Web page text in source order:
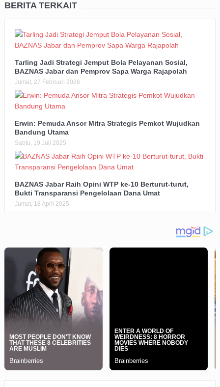
BERITA TERKAIT
Tarling Jadi Strategi Jemput Bola Pelayanan Sosial,
BAZNAS Jabar dan Pemprov Sapa Warga Rajapolah
Jumat, 27 Februari 2026
Erwin: Pemuda Ansor Mitra Strategis Pemkot Wujudkan
Bandung Utama
Sabtu, 19 Juli 2025
BAZNAS Jabar Raih Opini WTP ke-10 Berturut-turut,
Bukti Transparansi Pengelolaan Dana Umat
Jumat, 18 April 2025